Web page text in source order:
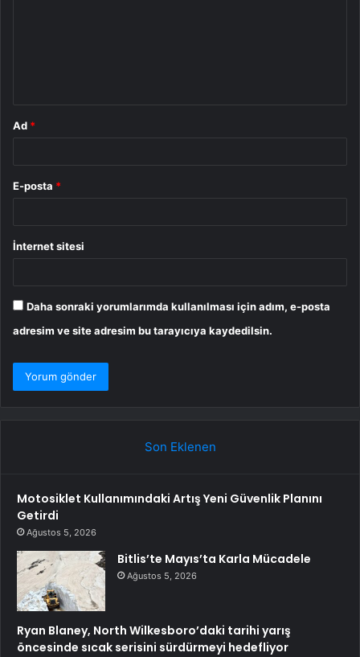
Ad *
E-posta *
İnternet sitesi
Daha sonraki yorumlarımda kullanılması için adım, e-posta
adresim ve site adresim bu tarayıcıya kaydedilsin.
Son Eklenen
Motosiklet Kullanımındaki Artış Yeni Güvenlik Planını
Getirdi
Ağustos 5, 2026
Bitlis’te Mayıs’ta Karla Mücadele
Ağustos 5, 2026
Ryan Blaney, North Wilkesboro’daki tarihi yarış
öncesinde sıcak serisini sürdürmeyi hedefliyor